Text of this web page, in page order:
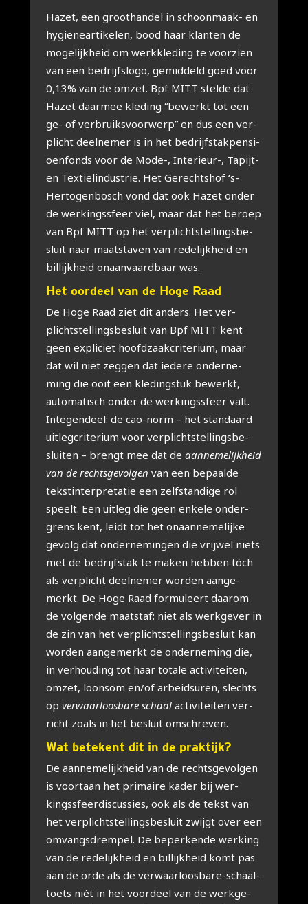
Hazet, een groot­han­del in schoon­maak- en
hygi­ë­ne­ar­ti­ke­len, bood haar klan­ten de
moge­lijk­heid om werk­kle­ding te voor­zien
van een bedrijfs­lo­go, gemid­deld goed voor
0,13% van de omzet. Bpf MITT stel­de dat
Hazet daar­mee kle­ding “bewerkt tot een
ge- of ver­bruiks­voor­werp” en dus een ver­
plicht deel­ne­mer is in het bedrijfs­tak­pen­si­
oen­fonds voor de Mode-, Inte­ri­eur-, Tapijt-
en Tex­tiel­in­du­strie. Het Gerechts­hof ‘s-
Her­to­gen­bosch vond dat ook Hazet onder
de wer­kings­sfeer viel, maar dat het beroep
van Bpf MITT op het ver­plicht­stel­lings­be­
sluit naar maat­sta­ven van rede­lijk­heid en
bil­lijk­heid onaan­vaard­baar was.
Het oor­deel van de Hoge Raad
De Hoge Raad ziet dit anders. Het ver­
plicht­stel­lings­be­sluit van Bpf MITT kent
geen expli­ciet hoofd­zaak­cri­te­ri­um, maar
dat wil niet zeg­gen dat iede­re onder­ne­
ming die ooit een kle­ding­stuk bewerkt,
auto­ma­tisch onder de wer­kings­sfeer valt.
Inte­gen­deel: de cao-norm – het stan­daard
uit­leg­cri­te­ri­um voor ver­plicht­stel­lings­be­
slui­ten – brengt mee dat de aan­ne­me­lijk­heid
van de rechts­ge­vol­gen van een bepaal­de
teks­tin­ter­pre­ta­tie een zelf­stan­di­ge rol
speelt. Een uit­leg die geen enke­le onder­
grens kent, leidt tot het onaan­ne­me­lij­ke
gevolg dat onder­ne­min­gen die vrij­wel niets
met de bedrijfs­tak te maken heb­ben tóch
als ver­plicht deel­ne­mer wor­den aan­ge­
merkt. De Hoge Raad for­mu­leert daar­om
de vol­gen­de maat­staf: niet als werk­ge­ver in
de zin van het ver­plicht­stel­lings­be­sluit kan
wor­den aan­ge­merkt de onder­ne­ming die,
in ver­hou­ding tot haar tota­le acti­vi­tei­ten,
omzet, loon­som en/of arbeids­uren, slechts
op ver­waar­loos­ba­re schaal acti­vi­tei­ten ver­
richt zoals in het besluit omschre­ven.
Wat bete­kent dit in de prak­tijk?
De aan­ne­me­lijk­heid van de rechts­ge­vol­gen
is voort­aan het pri­mai­re kader bij wer­
kings­sfeer­dis­cus­sies, ook als de tekst van
het ver­plicht­stel­lings­be­sluit zwijgt over een
omvangs­drem­pel. De beper­ken­de wer­king
van de rede­lijk­heid en bil­lijk­heid komt pas
aan de orde als de ver­waar­loos­ba­re-schaal-
toets niét in het voor­deel van de werk­ge­